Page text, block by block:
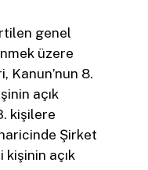
genel
üzere
Kanun’nun 8.
açık
kişilere
Şirket
açık